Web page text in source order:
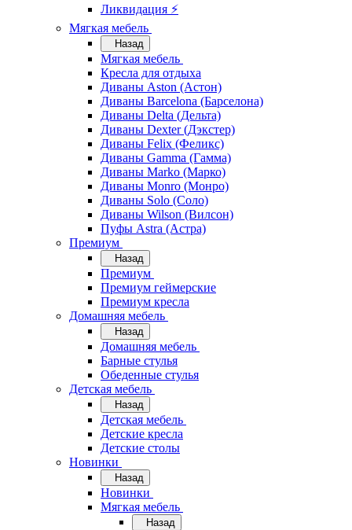
Ликвидация ⚡
Мягкая мебель
Назад
Мягкая мебель
Кресла для отдыха
Диваны Aston (Астон)
Диваны Barcelona (Барселона)
Диваны Delta (Дельта)
Диваны Dexter (Дэкстер)
Диваны Felix (Феликс)
Диваны Gamma (Гамма)
Диваны Marko (Марко)
Диваны Monro (Монро)
Диваны Solo (Соло)
Диваны Wilson (Вилсон)
Пуфы Astra (Астра)
Премиум
Назад
Премиум
Премиум геймерские
Премиум кресла
Домашняя мебель
Назад
Домашняя мебель
Барные стулья
Обеденные стулья
Детская мебель
Назад
Детская мебель
Детские кресла
Детские столы
Новинки
Назад
Новинки
Мягкая мебель
Назад